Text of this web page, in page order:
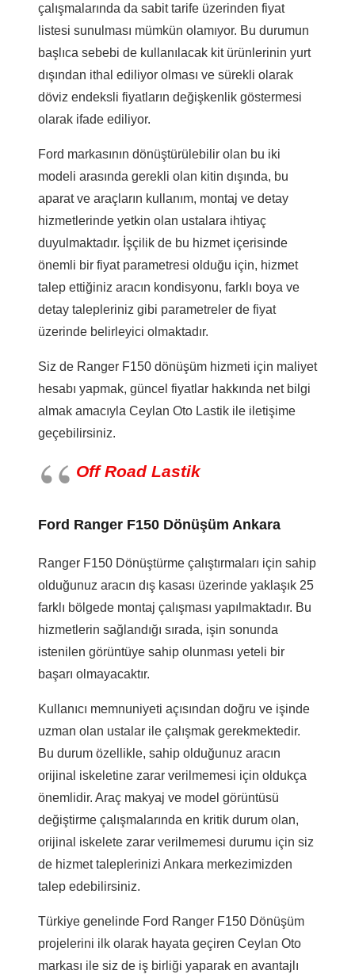
çalışmalarında da sabit tarife üzerinden fiyat
listesi sunulması mümkün olamıyor. Bu durumun
başlıca sebebi de kullanılacak kit ürünlerinin yurt
dışından ithal ediliyor olması ve sürekli olarak
döviz endeksli fiyatların değişkenlik göstermesi
olarak ifade ediliyor.
Ford markasının dönüştürülebilir olan bu iki
modeli arasında gerekli olan kitin dışında, bu
aparat ve araçların kullanım, montaj ve detay
hizmetlerinde yetkin olan ustalara ihtiyaç
duyulmaktadır. İşçilik de bu hizmet içerisinde
önemli bir fiyat parametresi olduğu için, hizmet
talep ettiğiniz aracın kondisyonu, farklı boya ve
detay talepleriniz gibi parametreler de fiyat
üzerinde belirleyici olmaktadır.
Siz de Ranger F150 dönüşüm hizmeti için maliyet
hesabı yapmak, güncel fiyatlar hakkında net bilgi
almak amacıyla Ceylan Oto Lastik ile iletişime
geçebilirsiniz.
Off Road Lastik
Ford Ranger F150 Dönüşüm Ankara
Ranger F150 Dönüştürme çalıştırmaları için sahip
olduğunuz aracın dış kasası üzerinde yaklaşık 25
farklı bölgede montaj çalışması yapılmaktadır. Bu
hizmetlerin sağlandığı sırada, işin sonunda
istenilen görüntüye sahip olunması yeteli bir
başarı olmayacaktır.
Kullanıcı memnuniyeti açısından doğru ve işinde
uzman olan ustalar ile çalışmak gerekmektedir.
Bu durum özellikle, sahip olduğunuz aracın
orijinal iskeletine zarar verilmemesi için oldukça
önemlidir. Araç makyaj ve model görüntüsü
değiştirme çalışmalarında en kritik durum olan,
orijinal iskelete zarar verilmemesi durumu için siz
de hizmet taleplerinizi Ankara merkezimizden
talep edebilirsiniz.
Türkiye genelinde Ford Ranger F150 Dönüşüm
projelerini ilk olarak hayata geçiren Ceylan Oto
markası ile siz de iş birliği yaparak en avantajlı